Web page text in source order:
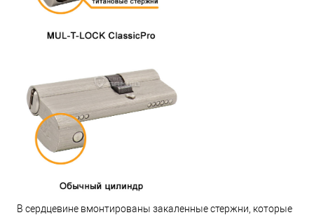
В сердцевине вмонтированы закаленные стержни, которые